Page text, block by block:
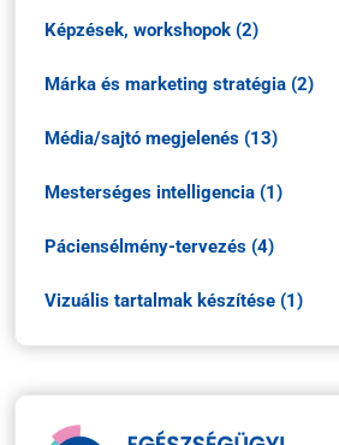
Képzések, workshopok (2)
Márka és marketing stratégia (2)
Média/sajtó megjelenés (13)
Mesterséges intelligencia (1)
Páciensélmény-tervezés (4)
Vizuális tartalmak készítése (1)